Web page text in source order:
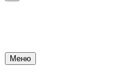
Меню